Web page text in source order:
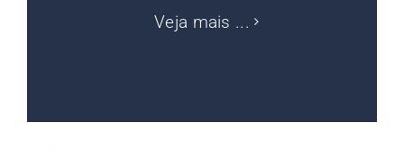
Veja mais ...